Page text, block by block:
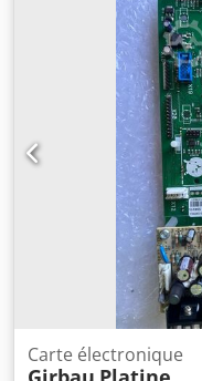
Carte électronique